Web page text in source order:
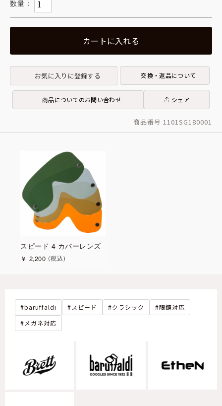
カートに入れる
お気に入りに登録する 交換・返品について
商品についてのお問い合わせ シェア
商品番号 1101SG180001
スピード 4 カバーレンズ
￥ 2,200 税込
baruffaldi スピード クラシック
眼鏡対応
メガネ対応